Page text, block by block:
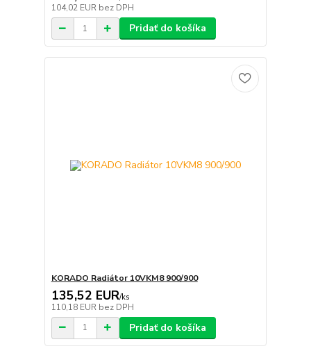
104,02 EUR bez DPH
Pridať do košíka
KORADO Radiátor 10VKM8 900/900
135,52 EUR/ks
110,18 EUR bez DPH
Pridať do košíka